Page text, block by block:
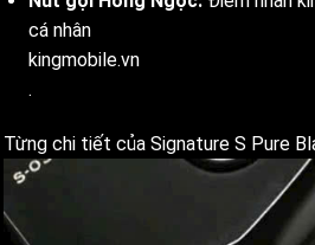
cá nhân
kingmobile.vn
.
Từng chi tiết của Signature S Pure